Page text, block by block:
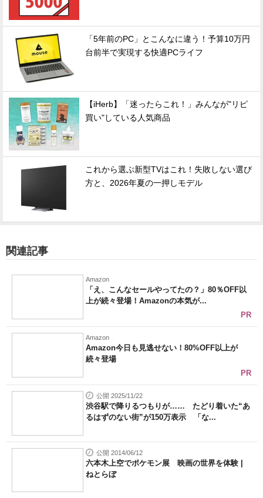
「5年前のPC」とこんなに違う！予算10万円
台前半で実現する快適PCライフ
【iHerb】「迷ったらこれ！」みんなが"リピ
買い"している人気商品
これから選ぶ新型TVはこれ！失敗しない選び
方と、2026年夏の一押しモデル
関連記事
Amazon
「え、こんなセールやってたの？」80％OFF以
上が続々登場！Amazonの本気が...
PR
Amazon
Amazon今日も見逃せない！80%OFF以上が
続々登場
PR
公開 2025/11/22
渋谷駅で降りるつもりが…… たどり着いた“あ
るはずのない街”が150万表示 「な...
公開 2014/06/12
六本木上空でポケモン展 映画の世界を体験 |
ねとらぼ